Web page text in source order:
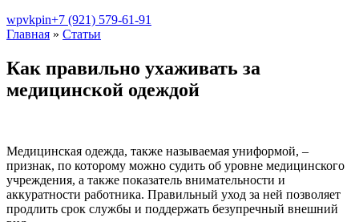
wpvkpin+7 (921) 579-61-91
Главная » Статьи
Как правильно ухаживать за
медицинской одеждой
Медицинская одежда, также называемая униформой, –
признак, по которому можно судить об уровне медицинского
учреждения, а также показатель внимательности и
аккуратности работника. Правильный уход за ней позволяет
продлить срок службы и поддержать безупречный внешний